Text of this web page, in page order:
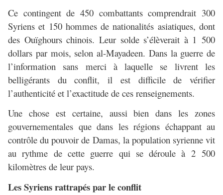
Ce contingent de 450 combattants comprendrait 300
Syriens et 150 hommes de nationalités asiatiques, dont
des Ouïghours chinois. Leur solde s’élèverait à 1 500
dollars par mois, selon al-Mayadeen. Dans la guerre de
l’information sans merci à laquelle se livrent les
belligérants du conflit, il est difficile de vérifier
l’authenticité et l’exactitude de ces renseignements.
Une chose est certaine, aussi bien dans les zones
gouvernementales que dans les régions échappant au
contrôle du pouvoir de Damas, la population syrienne vit
au rythme de cette guerre qui se déroule à 2 500
kilomètres de leur pays.
Les Syriens rattrapés par le conflit